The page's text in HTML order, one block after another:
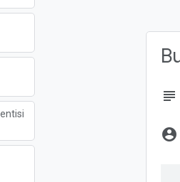
subject
account_circle